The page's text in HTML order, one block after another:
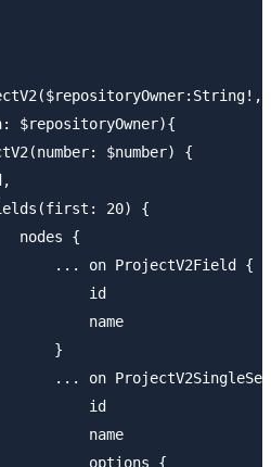
$repositoryOwner){
$number) {
20) {
nodes {
... on ProjectV2Field {
id
name
}
... on
id
name
options {